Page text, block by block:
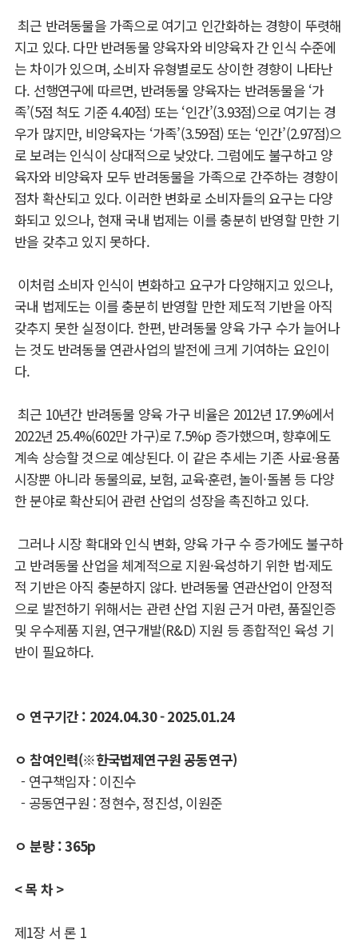
최근 반려동물을 가족으로 여기고 인간화하는 경향이 뚜렷해
지고 있다. 다만 반려동물 양육자와 비양육자 간 인식 수준에
는 차이가 있으며, 소비자 유형별로도 상이한 경향이 나타난
다. 선행연구에 따르면, 반려동물 양육자는 반려동물을 ‘가
족’(5점 척도 기준 4.40점) 또는 ‘인간’(3.93점)으로 여기는 경
우가 많지만, 비양육자는 ‘가족’(3.59점) 또는 ‘인간’(2.97점)으
로 보려는 인식이 상대적으로 낮았다. 그럼에도 불구하고 양
육자와 비양육자 모두 반려동물을 가족으로 간주하는 경향이
점차 확산되고 있다. 이러한 변화로 소비자들의 요구는 다양
화되고 있으나, 현재 국내 법제는 이를 충분히 반영할 만한 기
반을 갖추고 있지 못하다.
이처럼 소비자 인식이 변화하고 요구가 다양해지고 있으나,
국내 법제도는 이를 충분히 반영할 만한 제도적 기반을 아직
갖추지 못한 실정이다. 한편, 반려동물 양육 가구 수가 늘어나
는 것도 반려동물 연관사업의 발전에 크게 기여하는 요인이
다.
최근 10년간 반려동물 양육 가구 비율은 2012년 17.9%에서
2022년 25.4%(602만 가구)로 7.5%p 증가했으며, 향후에도
계속 상승할 것으로 예상된다. 이 같은 추세는 기존 사료·용품
시장뿐 아니라 동물의료, 보험, 교육·훈련, 놀이·돌봄 등 다양
한 분야로 확산되어 관련 산업의 성장을 촉진하고 있다.
그러나 시장 확대와 인식 변화, 양육 가구 수 증가에도 불구하
고 반려동물 산업을 체계적으로 지원·육성하기 위한 법·제도
적 기반은 아직 충분하지 않다. 반려동물 연관산업이 안정적
으로 발전하기 위해서는 관련 산업 지원 근거 마련, 품질인증
및 우수제품 지원, 연구개발(R&D) 지원 등 종합적인 육성 기
반이 필요하다.
ㅇ 연구기간 : 2024.04.30 - 2025.01.24
ㅇ 참여인력(※한국법제연구원 공동연구)
- 연구책임자 : 이진수
- 공동연구원 : 정현수, 정진성, 이원준
ㅇ 분량 : 365p
< 목 차 >
제1장 서 론 1